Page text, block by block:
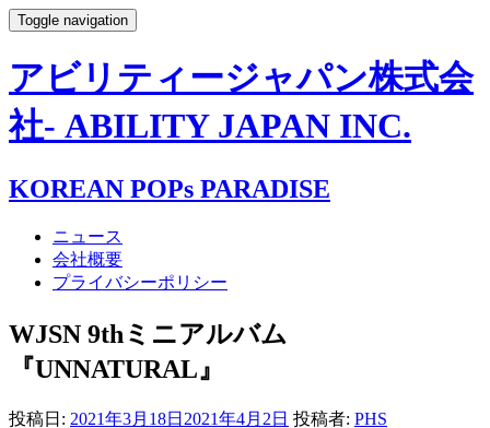
Toggle navigation
アビリティージャパン株式会
社- ABILITY JAPAN INC.
KOREAN POPs PARADISE
ニュース
会社概要
プライバシーポリシー
WJSN 9thミニアルバム
『UNNATURAL』
投稿日: 2021年3月18日 2021年4月2日 投稿者: PHS